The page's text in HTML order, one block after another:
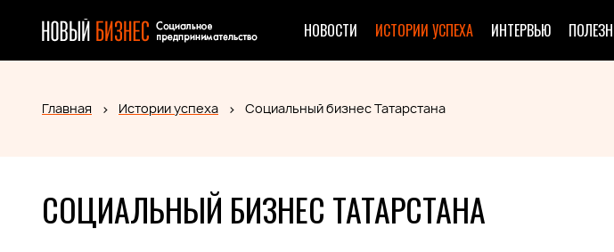
НОВОСТИ ИСТОРИИ УСПЕХА ИНТЕРВЬЮ
Главная Истории успеха Социальный бизнес Татарстана
СОЦИАЛЬНЫЙ БИЗНЕС ТАТАРСТАНА